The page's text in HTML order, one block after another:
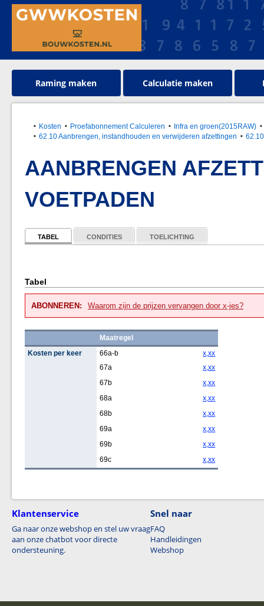
Raming maken Calculatie maken
Kosten Proefabonnement Calculeren
Infra en groen(2015RAW)
62.10 Aanbrengen, instandhouden en verwijderen afzettingen
AANBRENGEN
VOETPADEN
TABEL CONDITIES TOELICHTING
Tabel
ABONNEREN: Waarom zijn de prijzen vervangen door x-jes?
Maatregel
Kosten per keer
66a-b
x,xx
67a
x,xx
67b
x,xx
68a
x,xx
68b
x,xx
69a
x,xx
69b
x,xx
69c
x,xx
Klantenservice
Ga naar onze webshop en stel uw vraag
aan onze chatbot voor directe
ondersteuning.
Snel naar
FAQ
Handleidingen
Webshop